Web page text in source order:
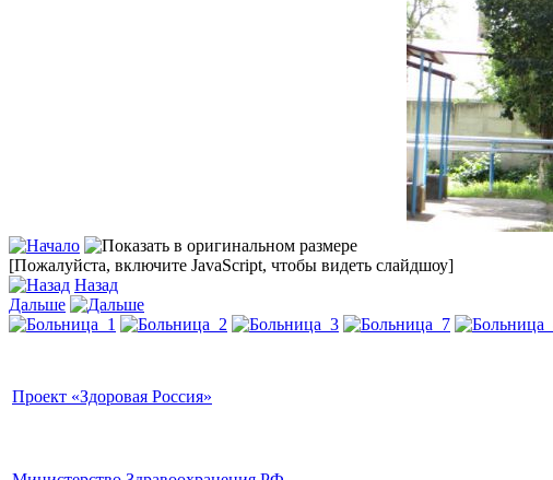
[Пожалуйста, включите JavaScript, чтобы видеть слайдшоу]
Назад
Дальше
Проект «Здоровая Россия»